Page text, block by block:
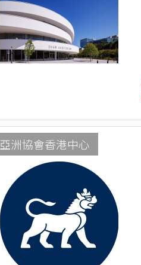
亞洲協會香港中心